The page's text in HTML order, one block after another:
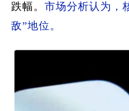
跌幅。 市场分析认为，
敌”地位。